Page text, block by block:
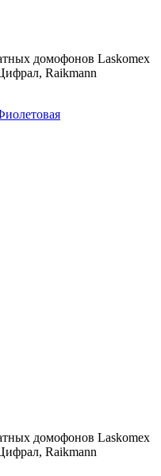
домофонов Laskomex
Raikmann
домофонов Laskomex
Raikmann